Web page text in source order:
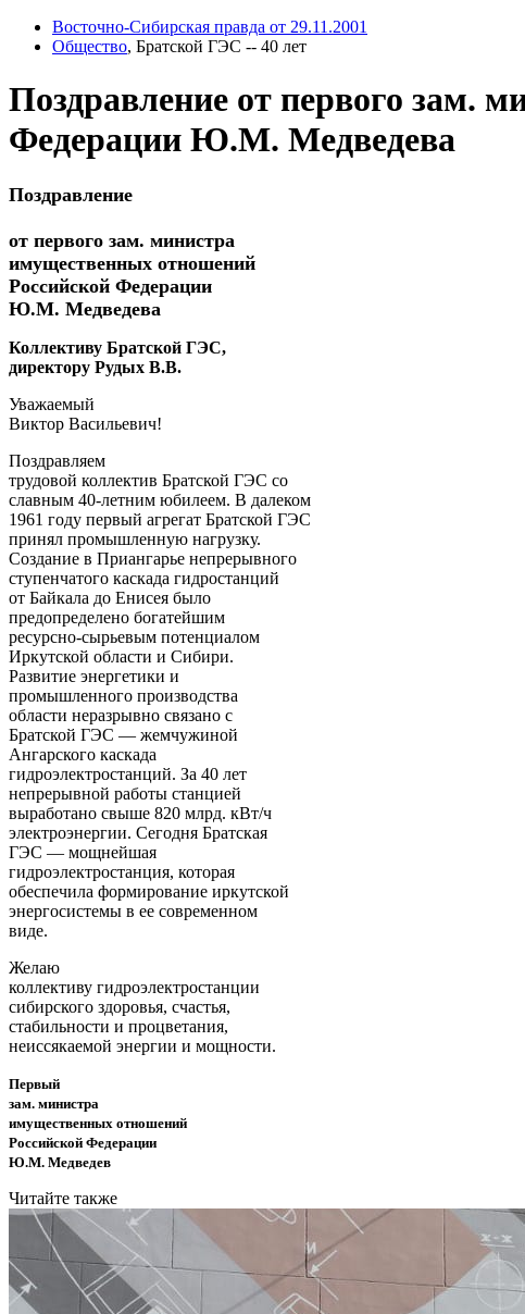
Восточно-Сибирская правда от 29.11.2001
Общество, Братской ГЭС -- 40 лет
Поздравление от первого зам.
Федерации Ю.М. Медведева
Поздравление
от первого зам. министра
имущественных отношений
Российской Федерации
Ю.М. Медведева
Коллективу Братской ГЭС,
директору Рудых В.В.
Уважаемый
Виктор Васильевич!
Поздравляем
трудовой коллектив Братской ГЭС со
славным 40-летним юбилеем. В далеком
1961 году первый агрегат Братской ГЭС
принял промышленную нагрузку.
Создание в Приангарье непрерывного
ступенчатого каскада гидростанций
от Байкала до Енисея было
предопределено богатейшим
ресурсно-сырьевым потенциалом
Иркутской области и Сибири.
Развитие энергетики и
промышленного производства
области неразрывно связано с
Братской ГЭС — жемчужиной
Ангарского каскада
гидроэлектростанций. За 40 лет
непрерывной работы станцией
выработано свыше 820 млрд. кВт/ч
электроэнергии. Сегодня Братская
ГЭС — мощнейшая
гидроэлектростанция, которая
обеспечила формирование иркутской
энергосистемы в ее современном
виде.
Желаю
коллективу гидроэлектростанции
сибирского здоровья, счастья,
стабильности и процветания,
неиссякаемой энергии и мощности.
Первый
зам. министра
имущественных отношений
Российской Федерации
Ю.М. Медведев
Читайте также